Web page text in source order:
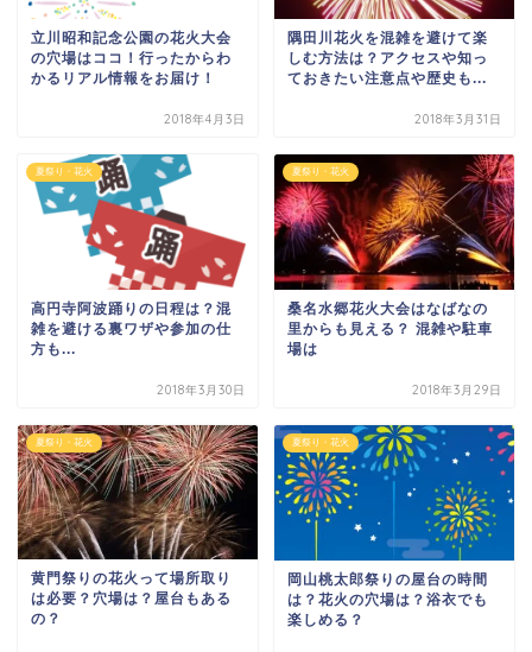
立川昭和記念公園の花火大会
の穴場はココ！行ったからわ
かるリアル情報をお届け！
2018年4月3日
隅田川花火を混雑を避けて楽
しむ方法は？アクセスや知っ
ておきたい注意点や歴史も...
2018年3月31日
夏祭り・花火
高円寺阿波踊りの日程は？混
雑を避ける裏ワザや参加の仕
方も...
2018年3月30日
夏祭り・花火
桑名水郷花火大会はなばなの
里からも見える？ 混雑や駐車
場は
2018年3月29日
夏祭り・花火
黄門祭りの花火って場所取り
は必要？穴場は？屋台もある
の？
夏祭り・花火
岡山桃太郎祭りの屋台の時間
は？花火の穴場は？浴衣でも
楽しめる？